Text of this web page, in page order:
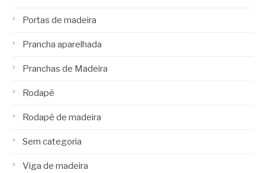
Portas de madeira
Prancha aparelhada
Pranchas de Madeira
Rodapé
Rodapé de madeira
Sem categoria
Viga de madeira